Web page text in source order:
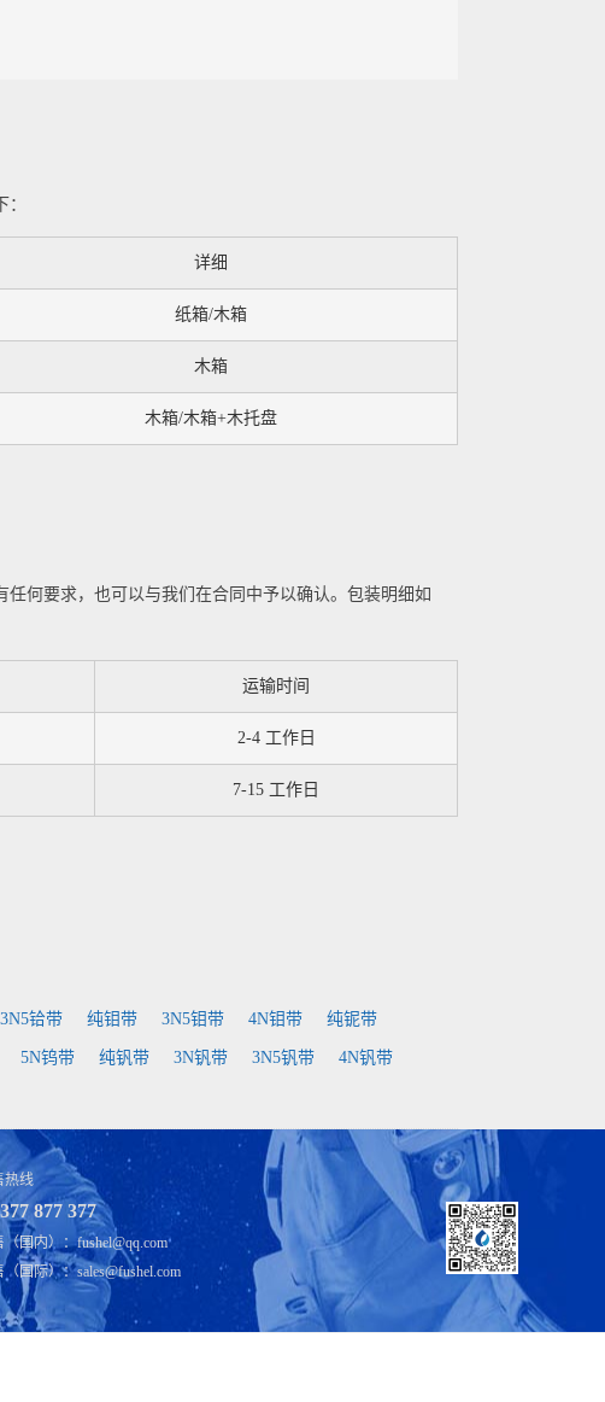
详细
纸箱/木箱
木箱
木箱/木箱+木托盘
何要求，也可以与我们在合同中予以确认。包装明细如
运输时间
2-4 工作日
7-15 工作日
3N5铪带 纯钼带 3N5钼带 4N钼带 纯铌带
5N钨带 纯钒带 3N钒带 3N5钒带 4N钒带
热线
877 377
（国内）：fushel@qq.com
（国际）：sales@fushel.com